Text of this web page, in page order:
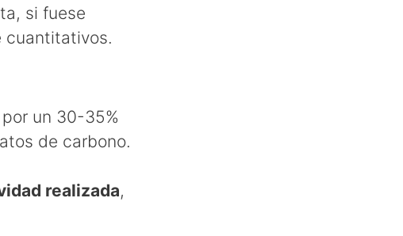
si fuese
cuantitativos.
un 30-35%
de carbono.
realizada,